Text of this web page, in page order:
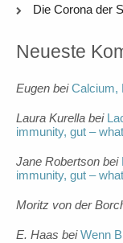
Die Corona der
Neueste
Eugen beiCalcium,
Laura Kurella bei
immunity, gut –
Jane Robertson bei
immunity, gut –
Moritz von der
E. Haas beiWenn